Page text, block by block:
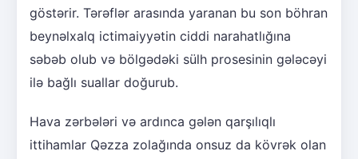
göstərir. Tərəflər arasında yaranan bu son böhran
beynəlxalq ictimaiyyətin ciddi narahatlığına
səbəb olub və bölgədəki sülh prosesinin gələcəyi
ilə bağlı suallar doğurub.
Hava zərbələri və ardınca gələn qarşılıqlı
ittihamlar Qəzza zolağında onsuz da kövrək olan